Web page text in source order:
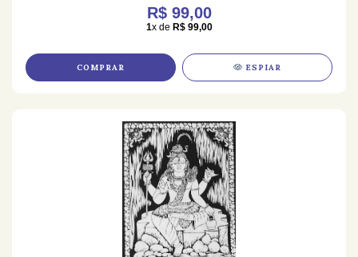
R$ 99,00
1x de R$ 99,00
COMPRAR ESPIAR